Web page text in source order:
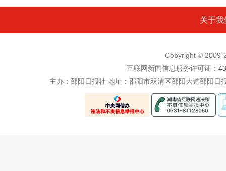
关于我
Copyright © 2009-
互联网新闻信息服务许可证：
主办：邵阳日报社 地址：邵阳市双清区邵阳大道邵阳